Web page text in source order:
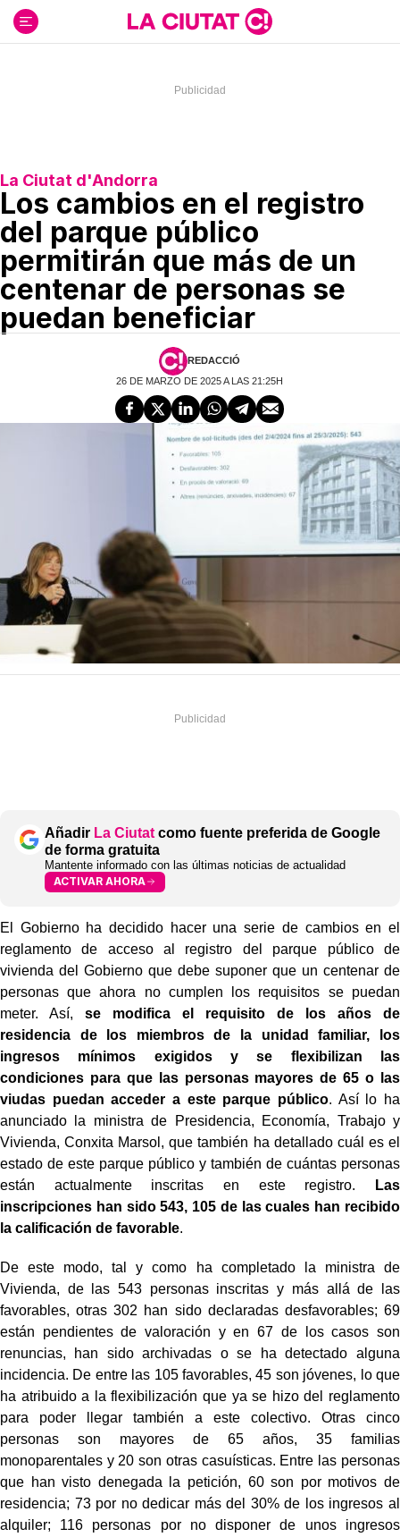
contenido
La Ciutat d'Andorra
Los cambios en el registro
del parque público
permitirán que más de un
centenar de personas se
puedan beneficiar
REDACCIÓ
26 DE MARZO DE 2025 A LAS 21:25H
Añadir La Ciutat como fuente preferida de Google
de forma gratuita
Mantente informado con las últimas noticias de actualidad
ACTIVAR AHORA
El Gobierno ha decidido hacer una serie de cambios en el
reglamento de acceso al registro del parque público de
vivienda del Gobierno que debe suponer que un centenar de
personas que ahora no cumplen los requisitos se puedan
meter. Así, se modifica el requisito de los años de
residencia de los miembros de la unidad familiar, los
ingresos mínimos exigidos y se flexibilizan las
condiciones para que las personas mayores de 65 o las
viudas puedan acceder a este parque público. Así lo ha
anunciado la ministra de Presidencia, Economía, Trabajo y
Vivienda, Conxita Marsol, que también ha detallado cuál es el
estado de este parque público y también de cuántas personas
están actualmente inscritas en este registro.
Las
inscripciones han sido 543, 105 de las cuales han recibido
la calificación de favorable.
De este modo, tal y como ha completado la ministra de
Vivienda, de las 543 personas inscritas y más allá de las
favorables, otras 302 han sido declaradas desfavorables; 69
están pendientes de valoración y en 67 de los casos son
renuncias, han sido archivadas o se ha detectado alguna
incidencia. De entre las 105 favorables, 45 son jóvenes, lo que
ha atribuido a la flexibilización que ya se hizo del reglamento
para poder llegar también a este colectivo. Otras cinco
personas son mayores de 65 años, 35 familias
monoparentales y 20 son otras casuísticas. Entre las personas
que han visto denegada la petición, 60 son por motivos de
residencia; 73 por no dedicar más del 30% de los ingresos al
alquiler; 116 personas por no disponer de unos ingresos